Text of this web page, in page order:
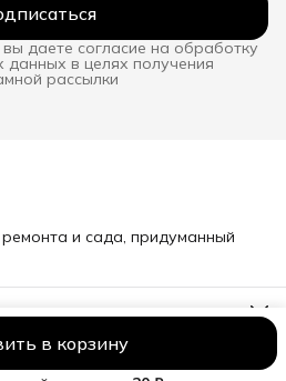
в корзину
даете согласие на обработку
в целях получения
рассылки
и сада, придуманный
51Бк16
Правила возвратаРеквизиты